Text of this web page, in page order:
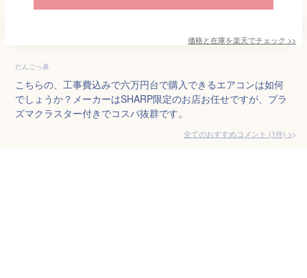
価格と在庫を楽天でチェック >>
だんごっ鼻
こちらの、工事費込みで六万円台で購入できるエアコンは如何
でしょうか？メーカーはSHARP限定のお店お任せですが、プラ
ズマクラスター付きでコスパ抜群です。
全てのおすすめコメント (1件) >